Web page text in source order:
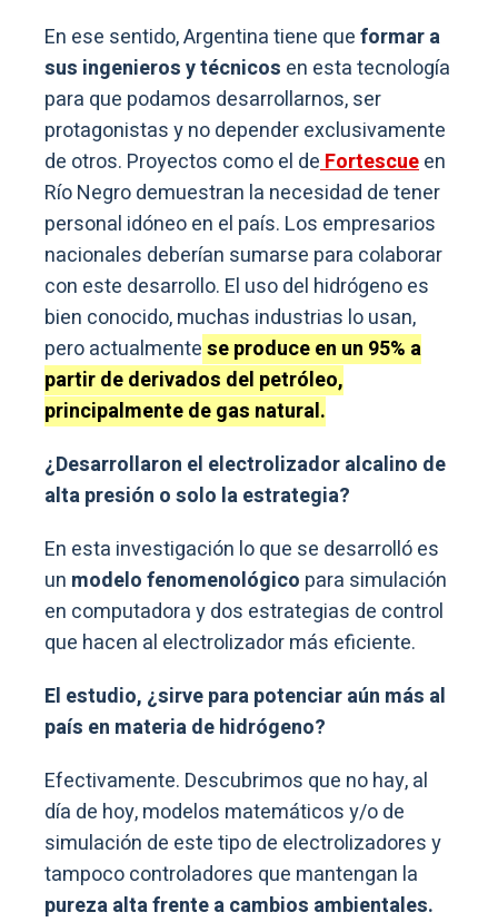
En ese sentido, Argentina tiene queformar a
sus ingenieros y técnicos en esta tecnología
para que podamos desarrollarnos, ser
protagonistas y no depender exclusivamente
de otros. Proyectos como el deFortescueen
Río Negro demuestran la necesidad de tener
personal idóneo en el país. Los empresarios
nacionales deberían sumarse para colaborar
con este desarrollo. El uso del hidrógeno es
bien conocido, muchas industrias lo usan,
pero actualmentese produce en un 95% a
partir de derivados del petróleo,
principalmente de gas natural.
¿Desarrollaron el electrolizador alcalino de
alta presión o solo la estrategia?
En esta investigación lo que se desarrolló es
un modelo fenomenológico para simulación
en computadora y dos estrategias de control
que hacen al electrolizador más eficiente.
El estudio, ¿sirve para potenciar aún más al
país en materia de hidrógeno?
Efectivamente. Descubrimos que no hay, al
día de hoy, modelos matemáticos y/o de
simulación de este tipo de electrolizadores y
tampoco controladores que mantengan la
pureza alta frente a cambios ambientales.